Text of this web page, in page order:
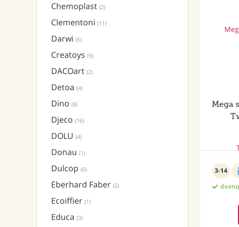
Chemoplast (2)
Clementoni (11)
Darwi (6)
Creatoys (9)
DACOart (2)
Detoa (4)
Dino (8)
Djeco (16)
DOLU (4)
Donau (1)
Dulcop (6)
Eberhard Faber (2)
Ecoiffier (1)
Educa (3)
Mega
3-14